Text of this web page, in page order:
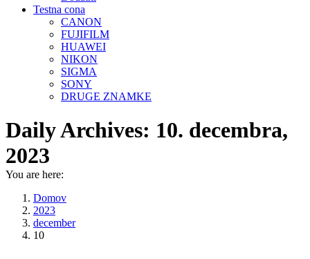
Testna cona
CANON
FUJIFILM
HUAWEI
NIKON
SIGMA
SONY
DRUGE ZNAMKE
Daily Archives: 10. decembra,
2023
You are here:
Domov
2023
december
10